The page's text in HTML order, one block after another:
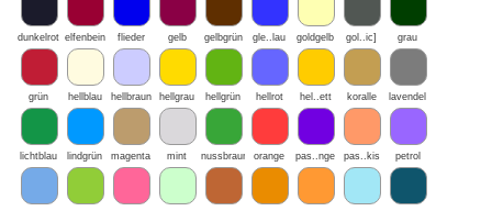
dunkelrot elfenbein flieder gelb gelbgrün gle..lau goldgelb gol..ic] grau
grün hellblau hellbraun hellgrau hellgrün hellrot hel..ett koralle lavendel
lichtblau lindgrün magenta mint nussbraun orange pas..nge pas..kis petrol